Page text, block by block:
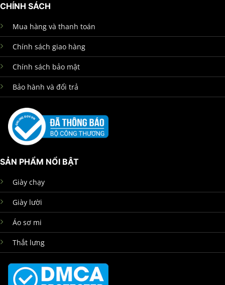
CHÍNH SÁCH
Mua hàng và thanh toán
Chính sách giao hàng
Chính sách bảo mật
Bảo hành và đổi trả
SẢN PHẨM NỔI BẬT
Giày chạy
Giày lười
Áo sơ mi
Thắt lưng